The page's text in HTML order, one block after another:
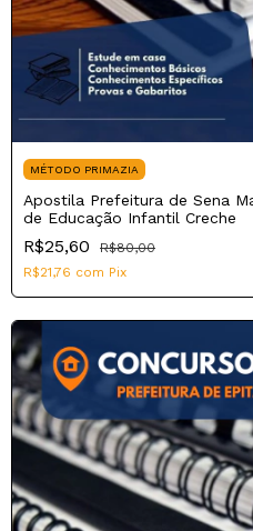
MÉTODO PRIMAZIA
Apostila Prefeitura de Sena
de Educação Infantil Creche
R$25,60
R$80,00
R$21,76 com Pix